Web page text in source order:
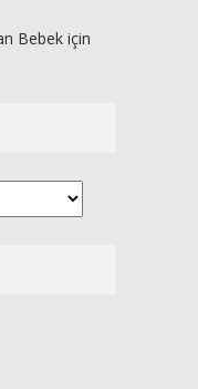
Bebek için